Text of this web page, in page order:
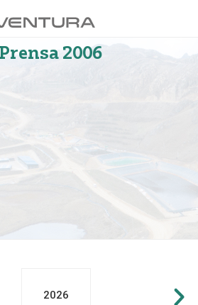
2006
2026